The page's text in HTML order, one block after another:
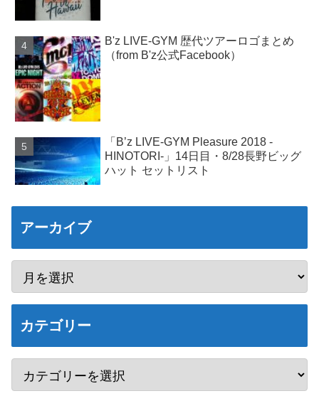
B'z LIVE-GYM 歴代ツアーロゴまとめ
（from B'z公式Facebook）
「B’z LIVE-GYM Pleasure 2018 -
HINOTORI-」14日目・8/28長野ビッグ
ハット セットリスト
アーカイブ
カテゴリー